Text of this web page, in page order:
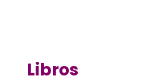
Libros